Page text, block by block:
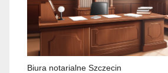
Biura notarialne Szczecin